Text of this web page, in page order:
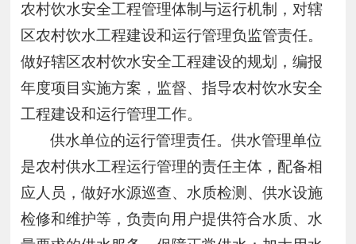
农村饮水安全工程管理体制与运行机制，对辖
区农村饮水工程建设和运行管理负监管责任。
做好辖区农村饮水安全工程建设的规划，编报
年度项目实施方案，监督、指导农村饮水安全
工程建设和运行管理工作。
供水单位的运行管理责任。供水管理单位
是农村供水工程运行管理的责任主体，配备相
应人员，做好水源巡查、水质检测、供水设施
检修和维护等，负责向用户提供符合水质、水